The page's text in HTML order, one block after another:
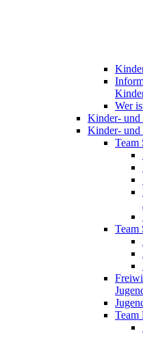
Wer
Kinder- und
Kinder- und
Team
Team
Team